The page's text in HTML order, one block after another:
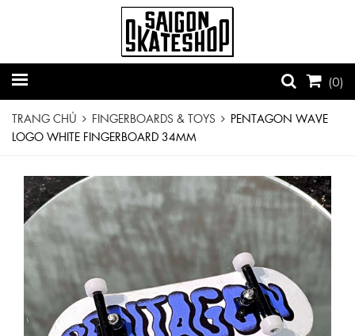
(0)
TRANG CHỦ FINGERBOARDS & TOYS
PENTAGON WAVE
LOGO WHITE FINGERBOARD 34MM